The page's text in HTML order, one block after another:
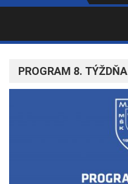
PROGRAM 8. TÝŽDŇA